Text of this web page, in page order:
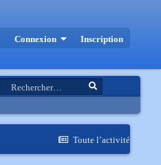
Connexion Inscription
Toute l’activité